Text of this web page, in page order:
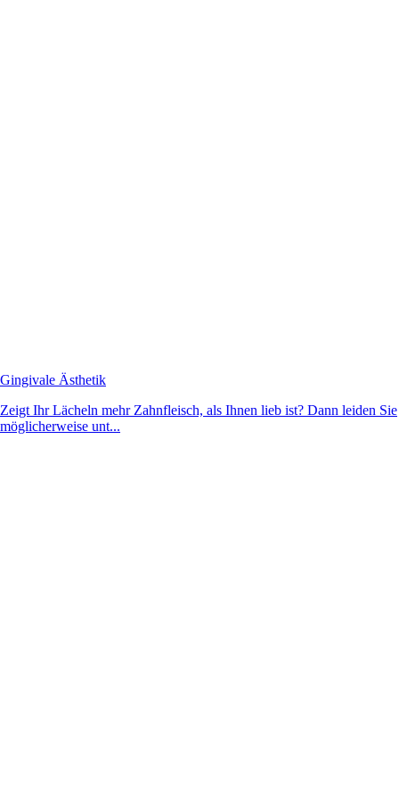
Gingivale Ästhetik
Zeigt Ihr Lächeln mehr Zahnfleisch, als Ihnen lieb ist? Dann leiden Sie
möglicherweise unt...